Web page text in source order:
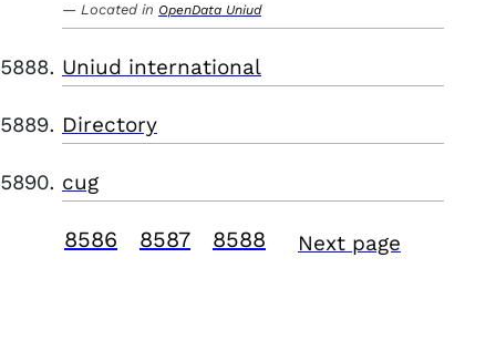
Located in OpenData Uniud
Uniud international
Directory
cug
8586 8587 8588 Next page